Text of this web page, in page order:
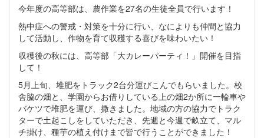
今年度の高等部は、農作業を27名の生徒全員で行います！
熱中症への警戒・対策を十分に行い、なによりも仲間と協力
して活動し、作物を育て収穫する喜びを味わいたい！
収穫後の秋には、高等部「大カレーパーティ！」開催を目指
して！
5月上旬、堆肥をトラック2台分運びこんでもらいました。校
舎脇の畑と、学園からお借りしている上の畑2か所に一輪車や
バケツで堆肥を運び、撒きました。地域の方の協力でトラク
ターで土起こしをしていただき、先週と今週で畝立て、マル
チ掛け、種芋の植え付けまで皆で行うことができました！